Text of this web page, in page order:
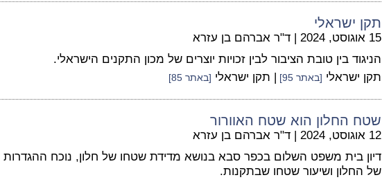
תקן ישראלי
15 אוגוסט, 2024 | ד"ר אברהם בן עזרא
הניגוד בין טובת הציבור לבין זכויות יוצרים של מכון התקנים הישראלי.
תקן ישראלי [באתר 95] | תקן ישראלי [באתר 85]
שטח החלון הוא שטח האוורור
12 אוגוסט, 2024 | ד"ר אברהם בן עזרא
דיון בית משפט השלום בכפר סבא בנושא מדידת שטחו של חלון, נוכח ההגדרות
של החלון ושיעור שטחו שבתקנות.